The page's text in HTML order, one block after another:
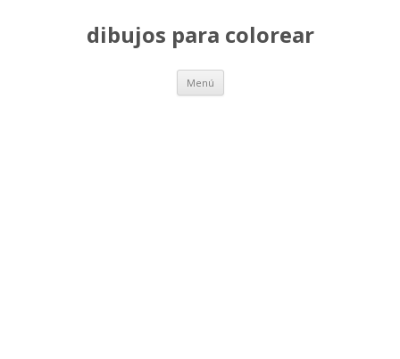
dibujos para colorear
Menú Saltar
contenido